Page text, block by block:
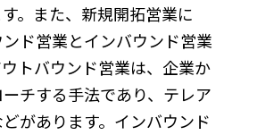
。また、新規開拓営業に
ド営業とインバウンド営業
トバウンド営業は、企業か
チする手法であり、テレア
があります。インバウンド